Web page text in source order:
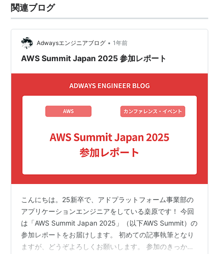
関連ブログ
Adwaysエンジニアブログ • 1年前
AWS Summit Japan 2025 参加レポート
こんにちは。25新卒で、アドプラットフォーム事業部の
アプリケーションエンジニアをしている桒原です！ 今回
は「AWS Summit Japan 2025」（以下AWS Summit）の
参加レポートをお届けします。 初めての記事執筆となり
ますが、どうぞよろしくお願いします。 参加のきっかけ